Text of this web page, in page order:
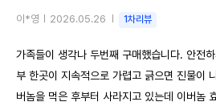
이*영 2026.05.26 1차리뷰
가족들이 생각나 두번째 구매했습니다. 안전
부 한곳이 지속적으로 가렵고 긁으면 진물이
버놈을 먹은 후부터 사라지고 있는데 이버놈